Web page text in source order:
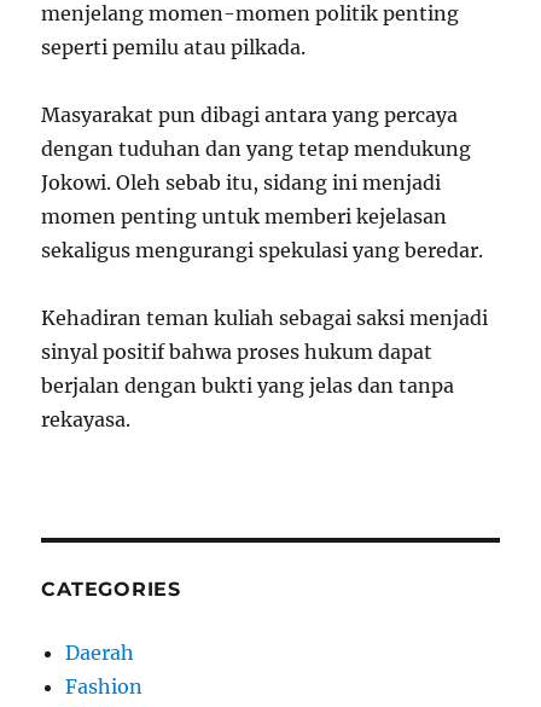
menjelang momen-momen politik penting
seperti pemilu atau pilkada.
Masyarakat pun dibagi antara yang percaya
dengan tuduhan dan yang tetap mendukung
Jokowi. Oleh sebab itu, sidang ini menjadi
momen penting untuk memberi kejelasan
sekaligus mengurangi spekulasi yang beredar.
Kehadiran teman kuliah sebagai saksi menjadi
sinyal positif bahwa proses hukum dapat
berjalan dengan bukti yang jelas dan tanpa
rekayasa.
CATEGORIES
Daerah
Fashion